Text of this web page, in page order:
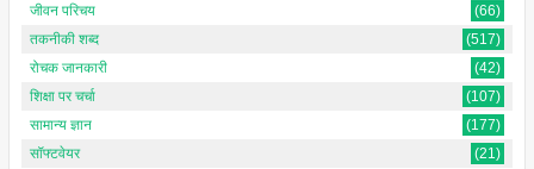
जीवन परिचय
(66)
तकनीकी शब्द
(517)
रोचक जानकारी
(42)
शिक्षा पर चर्चा
(107)
सामान्य ज्ञान
(177)
सॉफ्टवेयर
(21)